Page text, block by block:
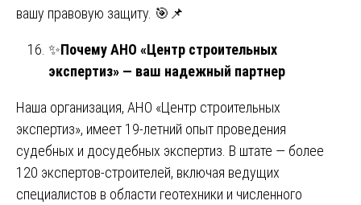
вашу правовую защиту. 🎯📌
✨Почему АНО «Центр строительных
экспертиз» — ваш надежный партнер
Наша организация, АНО «Центр строительных
экспертиз», имеет 19-летний опыт проведения
судебных и досудебных экспертиз. В штате — более
120 экспертов-строителей, включая ведущих
специалистов в области геотехники и численного